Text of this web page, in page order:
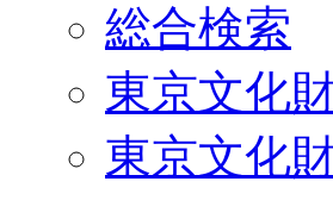
総合検索
東京文化
東京文化